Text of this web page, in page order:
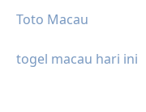
Toto Macau
togel macau hari ini